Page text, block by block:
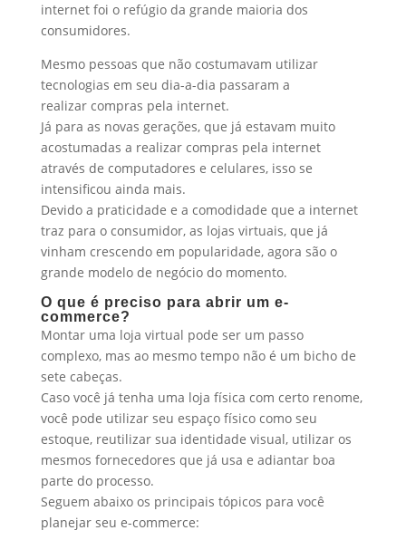
internet foi o refúgio da grande maioria dos
consumidores.
Mesmo pessoas que não costumavam utilizar
tecnologias em seu dia-a-dia passaram a
realizar compras pela internet.
Já para as novas gerações, que já estavam muito
acostumadas a realizar compras pela internet
através de computadores e celulares, isso se
intensificou ainda mais.
Devido a praticidade e a comodidade que a internet
traz para o consumidor, as lojas virtuais, que já
vinham crescendo em popularidade, agora são o
grande modelo de negócio do momento.
O que é preciso para abrir um e-
commerce?
Montar uma loja virtual pode ser um passo
complexo, mas ao mesmo tempo não é um bicho de
sete cabeças.
Caso você já tenha uma loja física com certo renome,
você pode utilizar seu espaço físico como seu
estoque, reutilizar sua identidade visual, utilizar os
mesmos fornecedores que já usa e adiantar boa
parte do processo.
Seguem abaixo os principais tópicos para você
planejar seu e-commerce: